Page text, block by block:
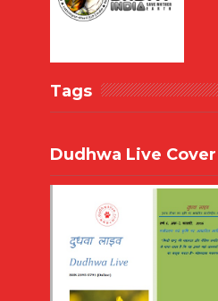
Tags
Dudhwa Live